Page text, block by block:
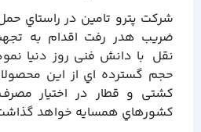
شرکت پترو تامین در راستاي
ضریب هدر رفت اقدام به
نقل با دانش فنی روز دنیا
حجم گسترده اي از این
کشتی و قطار در اختیار
کشورهاي همسایه خواهد